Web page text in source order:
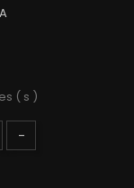
( s )
-